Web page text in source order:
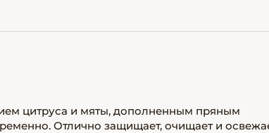
цитруса и мяты, дополненным пряным
Отлично защищает, очищает и